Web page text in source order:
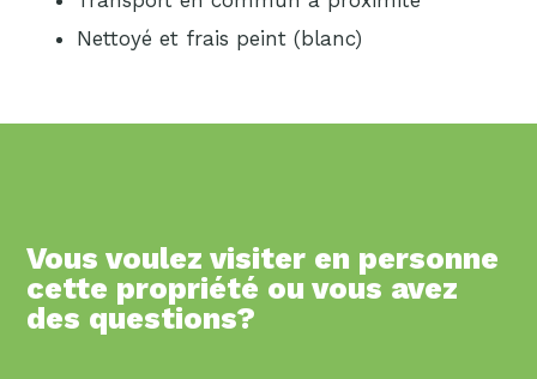
Nettoyé et frais peint (blanc)
Vous voulez visiter en personne
cette propriété ou vous avez
des questions?